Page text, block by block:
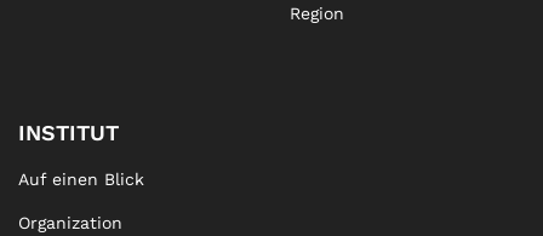
Region
INSTITUT
Auf einen Blick
Organization